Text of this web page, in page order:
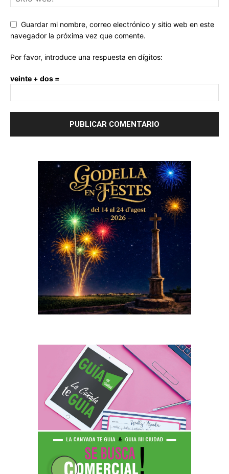
Guardar mi nombre, correo electrónico y sitio web en este
navegador la próxima vez que comente.
Por favor, introduce una respuesta en dígitos:
veinte + dos =